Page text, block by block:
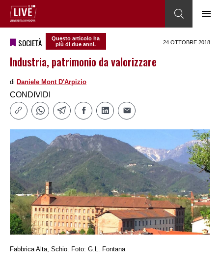
SOCIETÀ
Questo articolo ha
più di due anni.
24 OTTOBRE 2018
Industria, patrimonio da valorizzare
di Daniele Mont D'Arpizio
CONDIVIDI
Fabbrica Alta, Schio. Foto: G.L. Fontana